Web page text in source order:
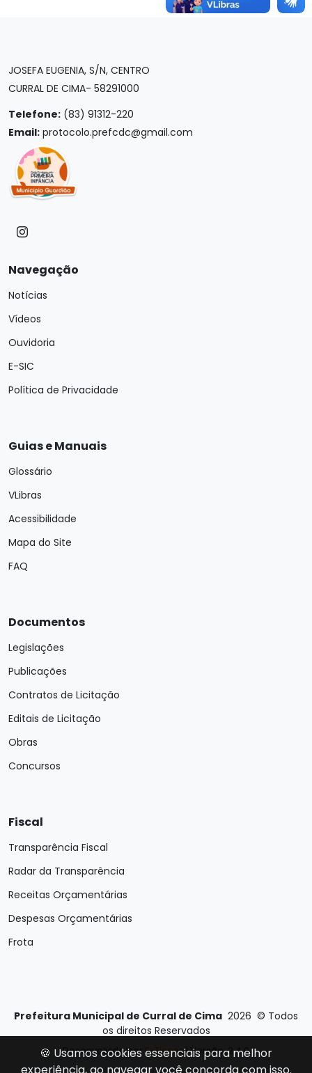
JOSEFA EUGENIA, S/N, CENTRO
CURRAL DE CIMA- 58291000
Telefone: (83) 91312-220
Email: protocolo.prefcdc@gmail.com
Navegação
Notícias
Vídeos
Ouvidoria
E-SIC
Política de Privacidade
Guias e Manuais
Glossário
VLibras
Acessibilidade
Mapa do Site
FAQ
Documentos
Legislações
Publicações
Contratos de Licitação
Editais de Licitação
Obras
Concursos
Fiscal
Transparência Fiscal
Radar da Transparência
Receitas Orçamentárias
Despesas Orçamentárias
Frota
Prefeitura Municipal de Curral de Cima 2026 © Todos
os direitos Reservados
Desenvolvido por E-Ticons| Versão: 2.4.0
🍪 Usamos cookies essenciais para melhor